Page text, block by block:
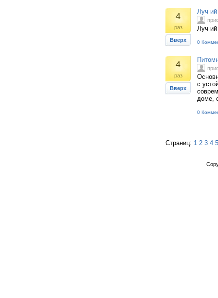
4
раз
Вверх
Луч ий
Луч ий
0
4
раз
Вверх
с
доме,
0
Страниц: 1 2 3 4 5